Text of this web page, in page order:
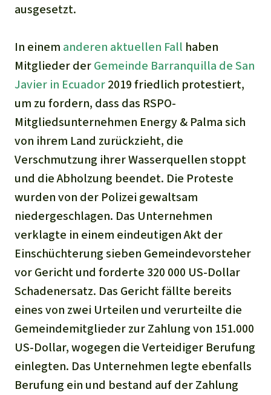
ausgesetzt.
In einem anderen aktuellen Fall haben
Mitglieder derGemeinde Barranquilla de San
Javier in Ecuador2019 friedlich protestiert,
um zu fordern, dass das RSPO-
Mitgliedsunternehmen Energy & Palma sich
von ihrem Land zurückzieht, die
Verschmutzung ihrer Wasserquellen stoppt
und die Abholzung beendet. Die Proteste
wurden von der Polizei gewaltsam
niedergeschlagen. Das Unternehmen
verklagte in einem eindeutigen Akt der
Einschüchterung sieben Gemeindevorsteher
vor Gericht und forderte 320 000 US-Dollar
Schadenersatz. Das Gericht fällte bereits
eines von zwei Urteilen und verurteilte die
Gemeindemitglieder zur Zahlung von 151.000
US-Dollar, wogegen die Verteidiger Berufung
einlegten. Das Unternehmen legte ebenfalls
Berufung ein und bestand auf der Zahlung